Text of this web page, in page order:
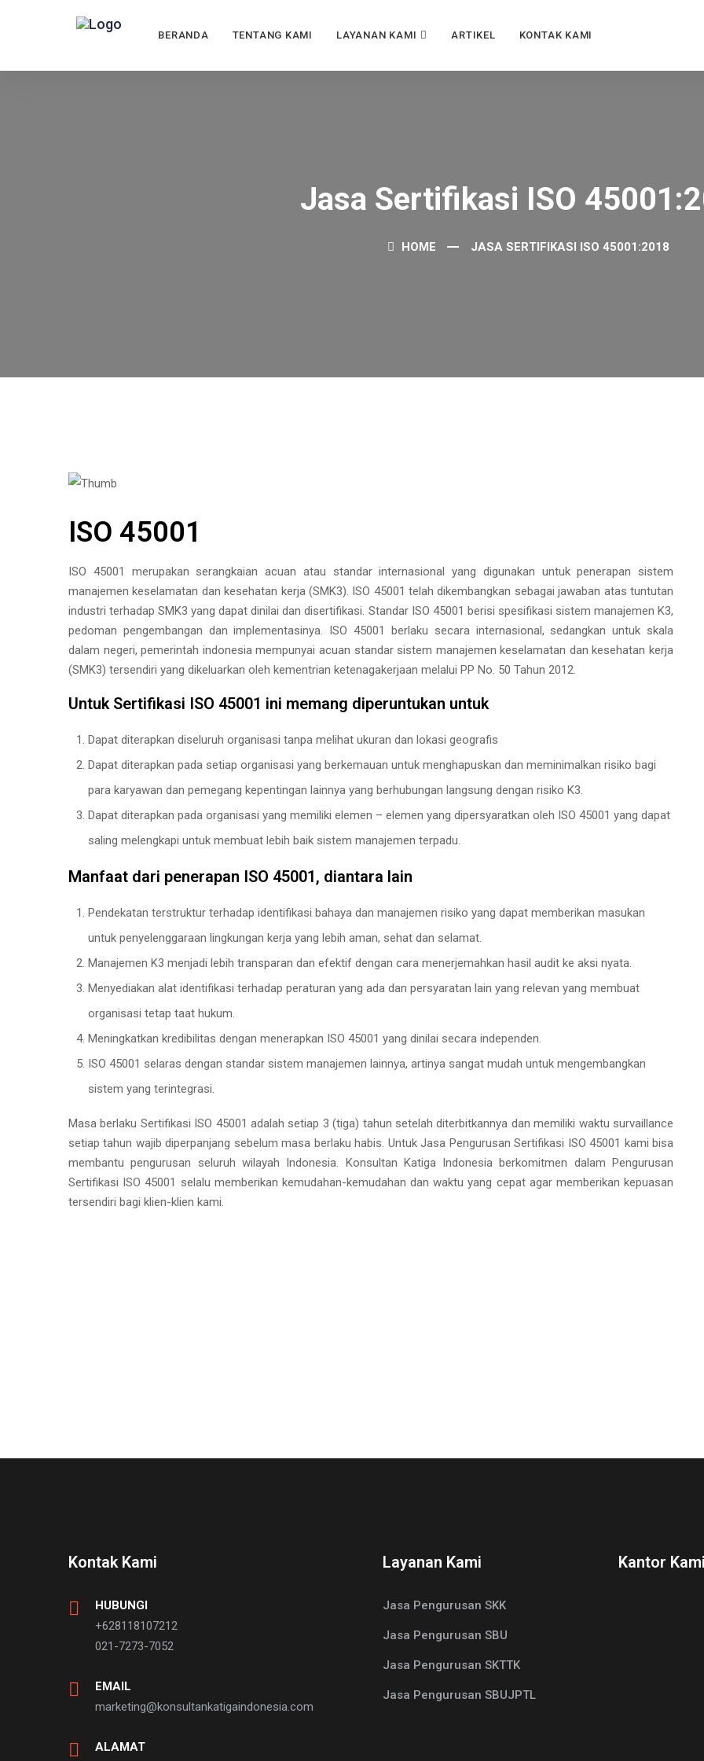
BERANDA TENTANG KAMI LAYANAN KAMI ARTIKEL KONTAK KAMI
Jasa Sertifikasi ISO
HOME JASA SERTIFIKASI ISO 45001:2018
ISO 45001
ISO 45001 merupakan serangkaian acuan atau standar internasional yang digunakan untuk penerapan sistem
manajemen keselamatan dan kesehatan kerja (SMK3). ISO 45001 telah dikembangkan sebagai jawaban atas tuntutan
industri terhadap SMK3 yang dapat dinilai dan disertifikasi. Standar ISO 45001 berisi spesifikasi sistem manajemen K3,
pedoman pengembangan dan implementasinya. ISO 45001 berlaku secara internasional, sedangkan untuk skala
dalam negeri, pemerintah indonesia mempunyai acuan standar sistem manajemen keselamatan dan kesehatan kerja
(SMK3) tersendiri yang dikeluarkan oleh kementrian ketenagakerjaan melalui PP No. 50 Tahun 2012.
Untuk Sertifikasi ISO 45001 ini memang diperuntukan untuk
Dapat diterapkan diseluruh organisasi tanpa melihat ukuran dan lokasi geografis
Dapat diterapkan pada setiap organisasi yang berkemauan untuk menghapuskan dan meminimalkan risiko bagi
para karyawan dan pemegang kepentingan lainnya yang berhubungan langsung dengan risiko K3.
Dapat diterapkan pada organisasi yang memiliki elemen – elemen yang dipersyaratkan oleh ISO 45001 yang dapat
saling melengkapi untuk membuat lebih baik sistem manajemen terpadu.
Manfaat dari penerapan ISO 45001, diantara lain
Pendekatan terstruktur terhadap identifikasi bahaya dan manajemen risiko yang dapat memberikan masukan
untuk penyelenggaraan lingkungan kerja yang lebih aman, sehat dan selamat.
Manajemen K3 menjadi lebih transparan dan efektif dengan cara menerjemahkan hasil audit ke aksi nyata.
Menyediakan alat identifikasi terhadap peraturan yang ada dan persyaratan lain yang relevan yang membuat
organisasi tetap taat hukum.
Meningkatkan kredibilitas dengan menerapkan ISO 45001 yang dinilai secara independen.
ISO 45001 selaras dengan standar sistem manajemen lainnya, artinya sangat mudah untuk mengembangkan
sistem yang terintegrasi.
Masa berlaku Sertifikasi ISO 45001 adalah setiap 3 (tiga) tahun setelah diterbitkannya dan memiliki waktu survaillance
setiap tahun wajib diperpanjang sebelum masa berlaku habis. Untuk Jasa Pengurusan Sertifikasi ISO 45001 kami bisa
membantu pengurusan seluruh wilayah Indonesia. Konsultan Katiga Indonesia berkomitmen dalam Pengurusan
Sertifikasi ISO 45001 selalu memberikan kemudahan-kemudahan dan waktu yang cepat agar memberikan kepuasan
tersendiri bagi klien-klien kami.
Kontak Kami
HUBUNGI
+628118107212
021-7273-7052
EMAIL
marketing@konsultankatigaindonesia.com
ALAMAT
Layanan Kami
Jasa Pengurusan SKK
Jasa Pengurusan SBU
Jasa Pengurusan SKTTK
Jasa Pengurusan SBUJPTL
Kantor